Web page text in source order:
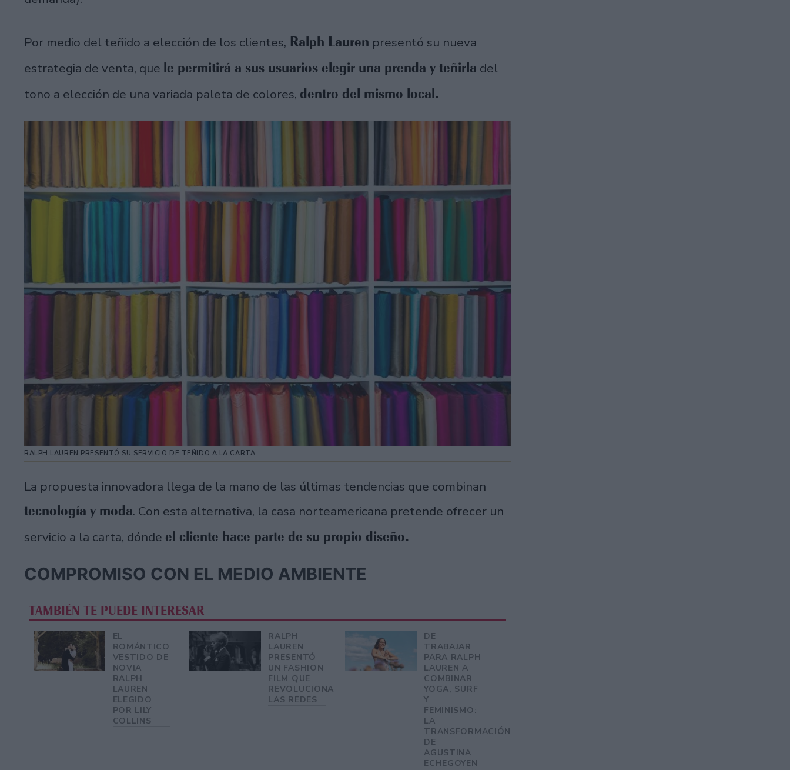
Por medio del teñido a elección de los clientes, Ralph Lauren presentó su nueva
estrategia de venta, que le permitirá a sus usuarios elegir una prenda y teñirla del
tono a elección de una variada paleta de colores, dentro del mismo local.
RALPH LAUREN PRESENTÓ SU SERVICIO DE TEÑIDO A LA CARTA
La propuesta innovadora llega de la mano de las últimas tendencias que combinan
tecnología y moda. Con esta alternativa, la casa norteamericana pretende ofrecer un
servicio a la carta, dónde el cliente hace parte de su propio diseño.
COMPROMISO CON EL MEDIO AMBIENTE
TAMBIÉN TE PUEDE INTERESAR
EL
ROMÁNTICO
VESTIDO DE
NOVIA
RALPH
LAUREN
ELEGIDO
POR LILY
COLLINS
RALPH
LAUREN
PRESENTÓ
UN FASHION
FILM QUE
REVOLUCIONA
LAS REDES
DE
TRABAJAR
PARA RALPH
LAUREN A
COMBINAR
YOGA, SURF
Y
FEMINISMO:
LA
TRANSFORMACIÓN
DE
AGUSTINA
ECHEGOYEN